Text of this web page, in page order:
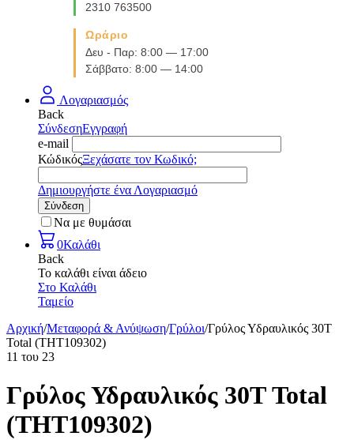
2310 763500
Ωράριο
Δευ - Παρ: 8:00 — 17:00
Σάββατο: 8:00 — 14:00
Λογαριασμός
Back
ΣύνδεσηΕγγραφή
e-mail
ΚώδικόςΞεχάσατε τον Κωδικό;
Δημιουργήστε ένα Λογαριασμό
Σύνδεση
Να με θυμάσαι
0Καλάθι
Back
Το καλάθι είναι άδειο
Στο Καλάθι
Ταμείο
Αρχική/Μεταφορά & Ανύψωση/Γρύλοι/Γρύλος Υδραυλικός 30Τ
Total (THT109302)
11 του 23
Γρύλος Υδραυλικός 30Τ Total
(THT109302)